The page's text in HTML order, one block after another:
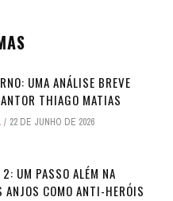
UMA ANÁLISE BREVE
THIAGO MATIAS
22 DE JUNHO DE 2026
UM PASSO ALÉM NA
ANJOS COMO ANTI-HERÓIS